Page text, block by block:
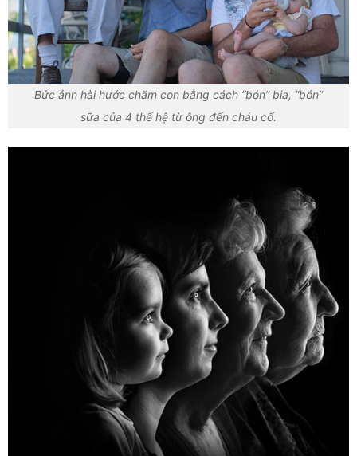
Bức ảnh hài hước chăm con bằng cách “bón” bia, “bón”
sữa của 4 thế hệ từ ông đến cháu cố.